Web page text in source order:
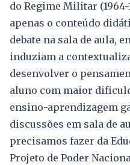
do Regime Militar
apenas o conteúdo
debate na sala de aula,
induziam a
desenvolver o
aluno com maior
ensino-aprendizagem
discussões em sala de
precisamos fazer da
Projeto de Poder